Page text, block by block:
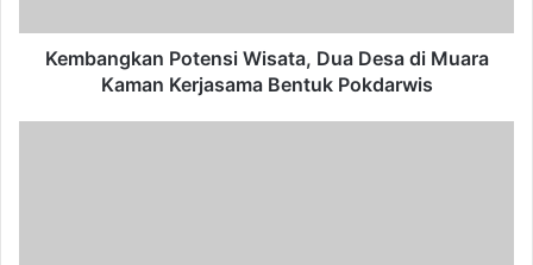
Kerjasama
BentukKembangkan Potensi Wisata, Dua Desa di Muara
Kaman Kerjasama Bentuk Pokdarwis